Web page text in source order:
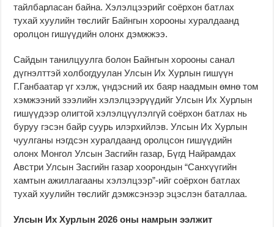
тайлбарласан байна. Хэлэлцээрийг соёрхон батлах
тухай хуулийн төслийг Байнгын хорооны хуралдаанд
оролцон гишүүдийн олонх дэмжжээ.
Сайдын танилцуулга болон Байнгын хорооны санал
дүгнэлттэй холбогдуулан Улсын Их Хурлын гишүүн
Г.Ганбаатар үг хэлж, үндэсний их баяр наадмын өмнө том
хэмжээний зээлийн хэлэлцээрүүдийг Улсын Их Хурлын
гишүүдээр олигтой хэлэлцүүлэлгүй соёрхон батлах нь
буруу гэсэн байр суурь илэрхийлэв. Улсын Их Хурлын
чуулганы нэгдсэн хуралдаанд оролцсон гишүүдийн
олонх Монгол Улсын Засгийн газар, Бүгд Найрамдах
Австри Улсын Засгийн газар хоорондын “Санхүүгийн
хамтын ажиллагааны хэлэлцээр”-ийг соёрхон батлах
тухай хуулийн төслийг дэмжсэнээр эцэслэн баталлаа.
Улсын Их Хурлын 2026 оны намрын ээлжит